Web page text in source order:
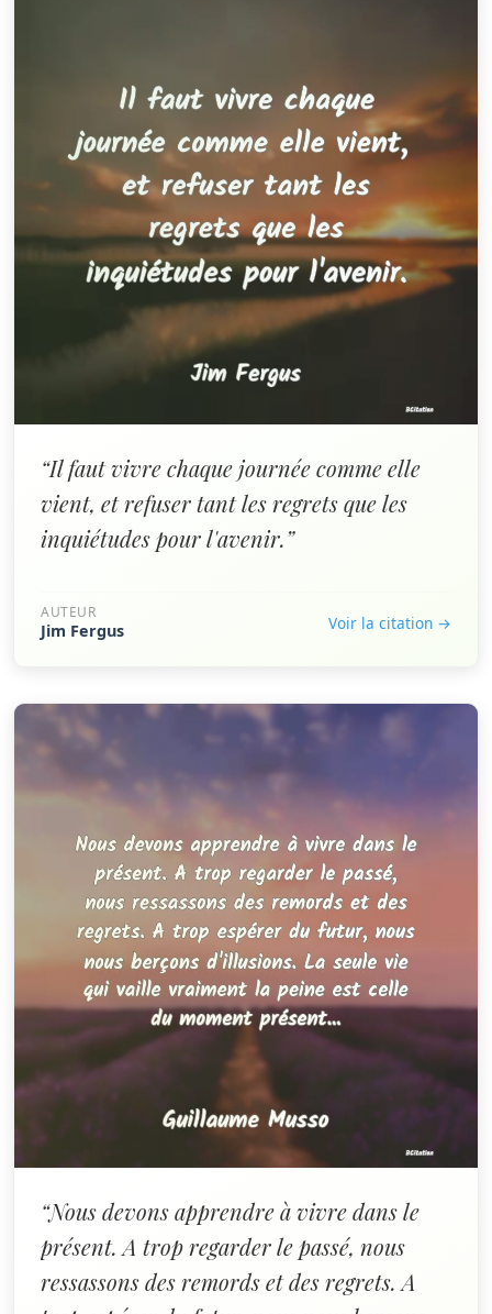
“Il faut vivre chaque journée comme elle
vient, et refuser tant les regrets que les
inquiétudes pour l'avenir.”
AUTEUR
Jim Fergus Voir la citation →
“Nous devons apprendre à vivre dans le
présent. A trop regarder le passé, nous
ressassons des remords et des regrets. A